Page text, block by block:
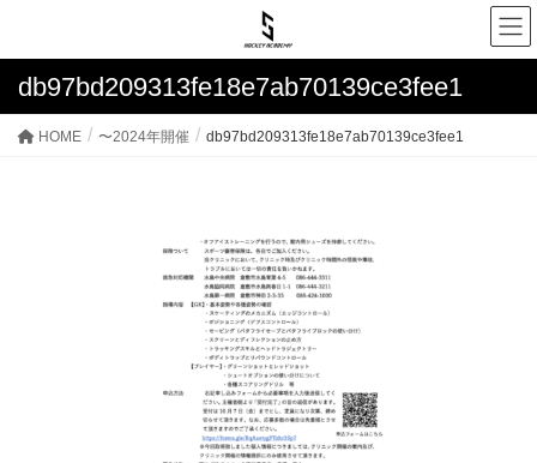
db97bd209313fe18e7ab70139ce3fee1
HOME 〜2024年開催 db97bd209313fe18e7ab70139ce3fee1